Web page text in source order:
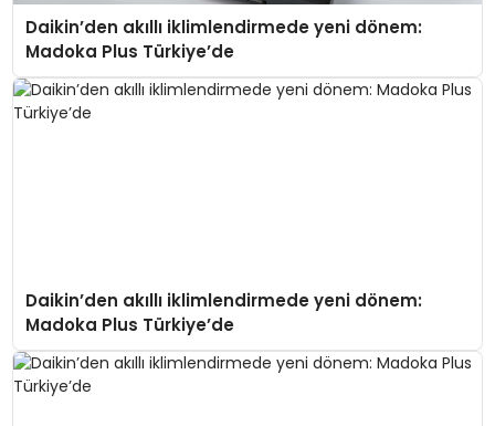
Daikin’den akıllı iklimlendirmede yeni dönem:
Madoka Plus Türkiye’de
Daikin’den akıllı iklimlendirmede yeni dönem:
Madoka Plus Türkiye’de